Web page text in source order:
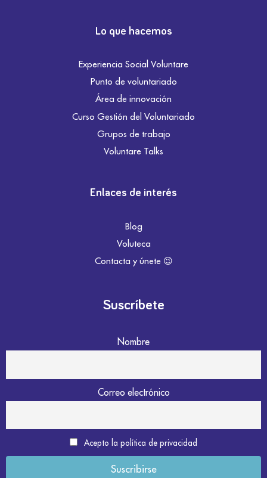
Lo que hacemos
Experiencia Social Voluntare
Punto de voluntariado
Área de innovación
Curso Gestión del Voluntariado
Grupos de trabajo
Voluntare Talks
Enlaces de interés
Blog
Voluteca
Contacta y únete 😉
Suscríbete
Nombre
Correo electrónico
Acepto la política de privacidad